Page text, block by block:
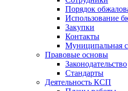
Порядок
Использование
Закупки
Контакты
Муниципальная
Правовые основы
Законодательство
Стандарты
Деятельность КСП